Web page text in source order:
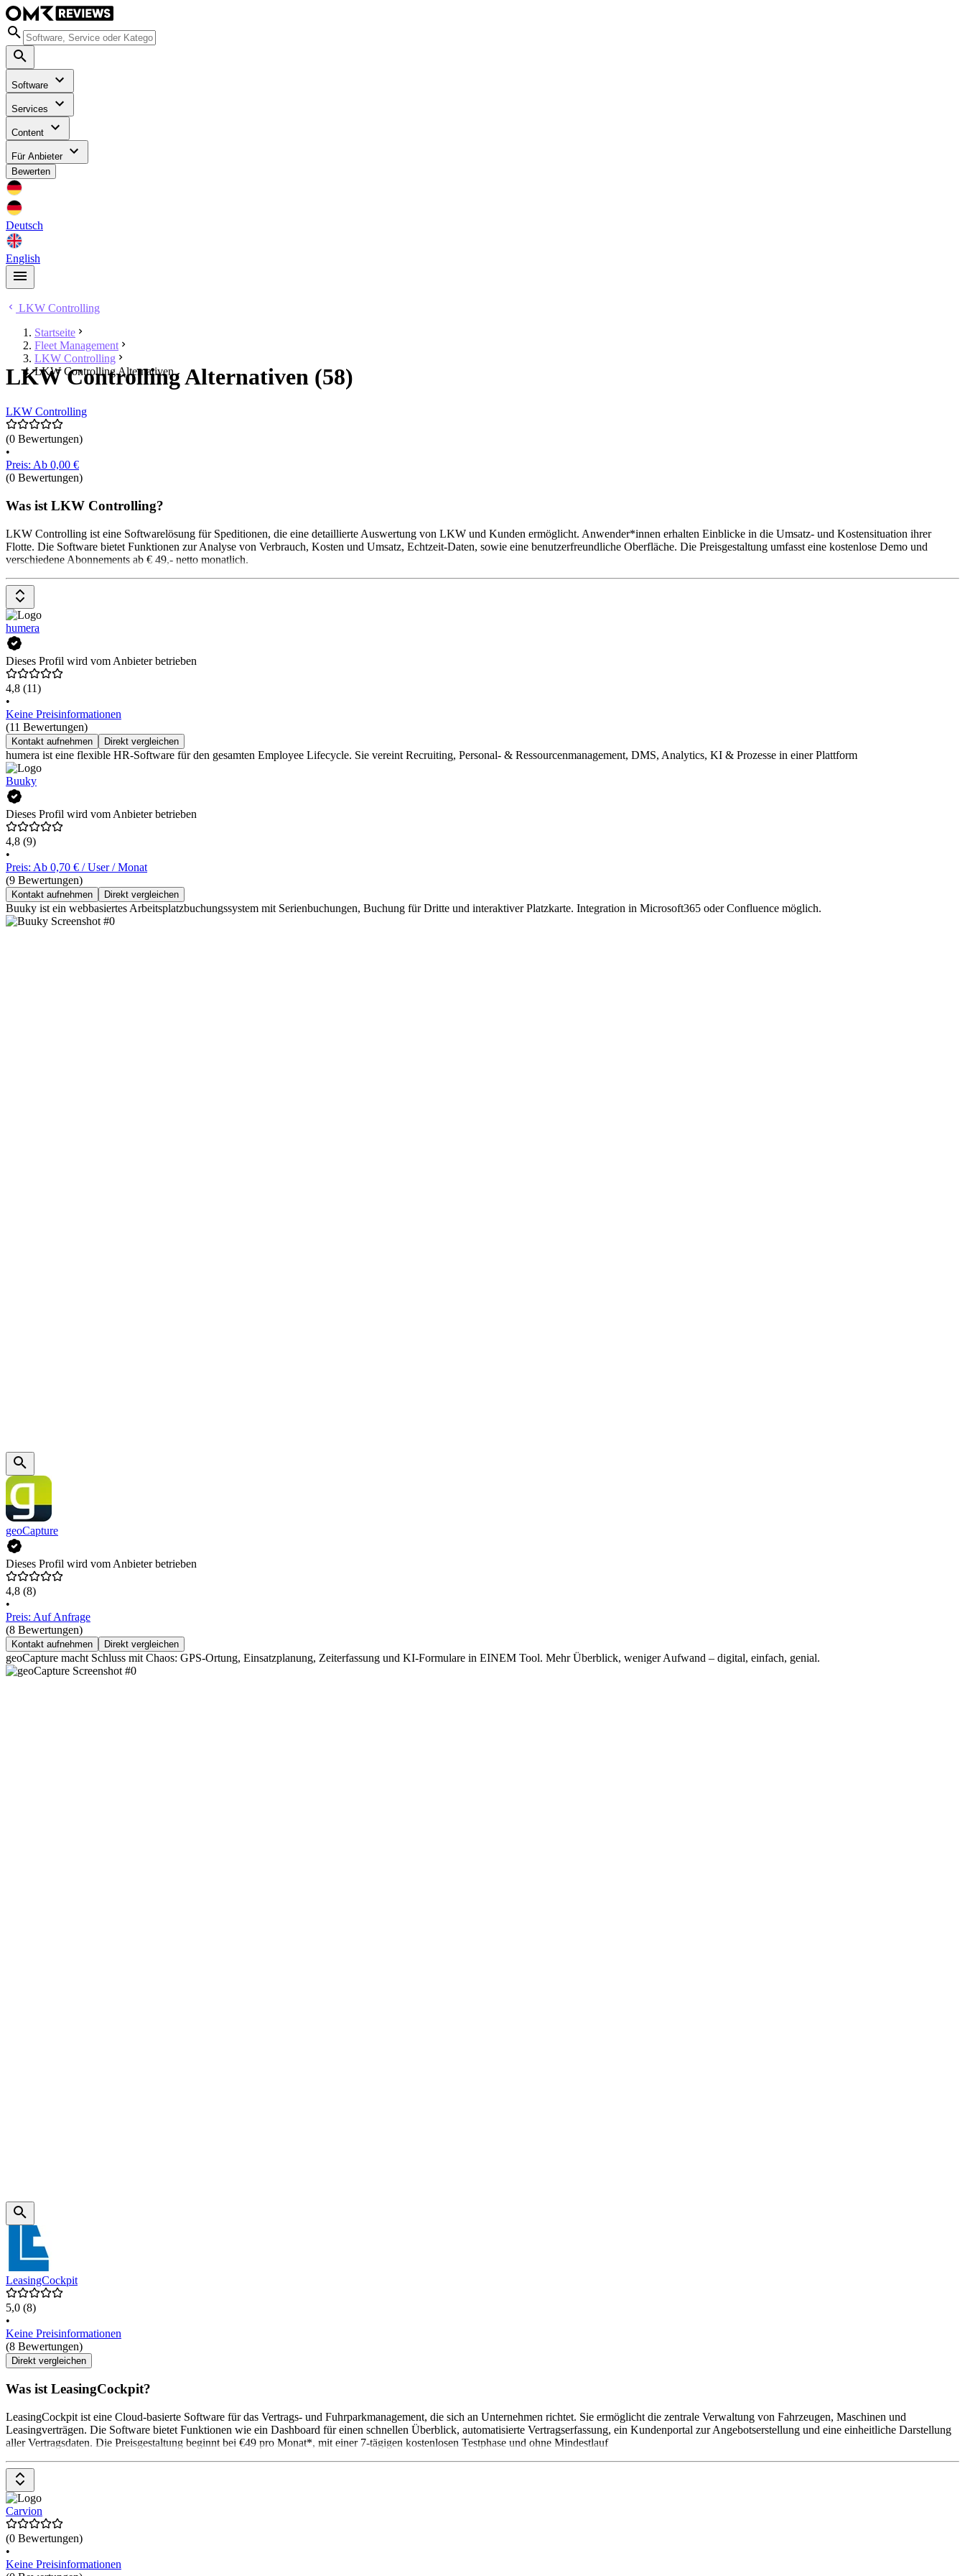
Software
Services
Content
Für Anbieter
Bewerten
Deutsch
English
LKW Controlling
Startseite
Fleet Management
LKW Controlling
LKW Controlling Alternativen
LKW Controlling Alternativen (58)
LKW Controlling
(0 Bewertungen)
•
Preis: Ab 0,00 €
(0 Bewertungen)
Was ist LKW Controlling?
LKW Controlling ist eine Softwarelösung für Speditionen, die eine detaillierte Auswertung von LKW und Kunden ermöglicht. Anwender*innen erhalten Einblicke in die Umsatz- und Kostensituation ihrer
Flotte. Die Software bietet Funktionen zur Analyse von Verbrauch, Kosten und Umsatz, Echtzeit-Daten, sowie eine benutzerfreundliche Oberfläche. Die Preisgestaltung umfasst eine kostenlose Demo und
verschiedene Abonnements ab € 49,- netto monatlich.
humera
Dieses Profil wird vom Anbieter betrieben
4,8 (11)
•
Keine Preisinformationen
(11 Bewertungen)
Kontakt aufnehmen Direkt vergleichen
humera ist eine flexible HR-Software für den gesamten Employee Lifecycle. Sie vereint Recruiting, Personal- & Ressourcenmanagement, DMS, Analytics, KI & Prozesse in einer Plattform
Buuky
Dieses Profil wird vom Anbieter betrieben
4,8 (9)
•
Preis: Ab 0,70 € / User / Monat
(9 Bewertungen)
Kontakt aufnehmen Direkt vergleichen
Buuky ist ein webbasiertes Arbeitsplatzbuchungssystem mit Serienbuchungen, Buchung für Dritte und interaktiver Platzkarte. Integration in Microsoft365 oder Confluence möglich.
geoCapture
Dieses Profil wird vom Anbieter betrieben
4,8 (8)
•
Preis: Auf Anfrage
(8 Bewertungen)
Kontakt aufnehmen Direkt vergleichen
geoCapture macht Schluss mit Chaos: GPS-Ortung, Einsatzplanung, Zeiterfassung und KI-Formulare in EINEM Tool. Mehr Überblick, weniger Aufwand – digital, einfach, genial.
LeasingCockpit
5,0 (8)
•
Keine Preisinformationen
(8 Bewertungen)
Direkt vergleichen
Was ist LeasingCockpit?
LeasingCockpit ist eine Cloud-basierte Software für das Vertrags- und Fuhrparkmanagement, die sich an Unternehmen richtet. Sie ermöglicht die zentrale Verwaltung von Fahrzeugen, Maschinen und
Leasingverträgen. Die Software bietet Funktionen wie ein Dashboard für einen schnellen Überblick, automatisierte Vertragserfassung, ein Kundenportal zur Angebotserstellung und eine einheitliche Darstellung
aller Vertragsdaten. Die Preisgestaltung beginnt bei €49 pro Monat*, mit einer 7-tägigen kostenlosen Testphase und ohne Mindestlauf
Carvion
(0 Bewertungen)
•
Keine Preisinformationen